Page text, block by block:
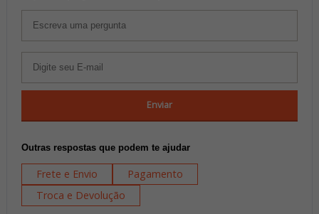
Enviar
Outras respostas que podem te ajudar
Frete e Envio
Pagamento
Troca e Devolução